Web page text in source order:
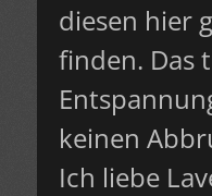
diesen hier
finden. Das
keinen
Ich liebe